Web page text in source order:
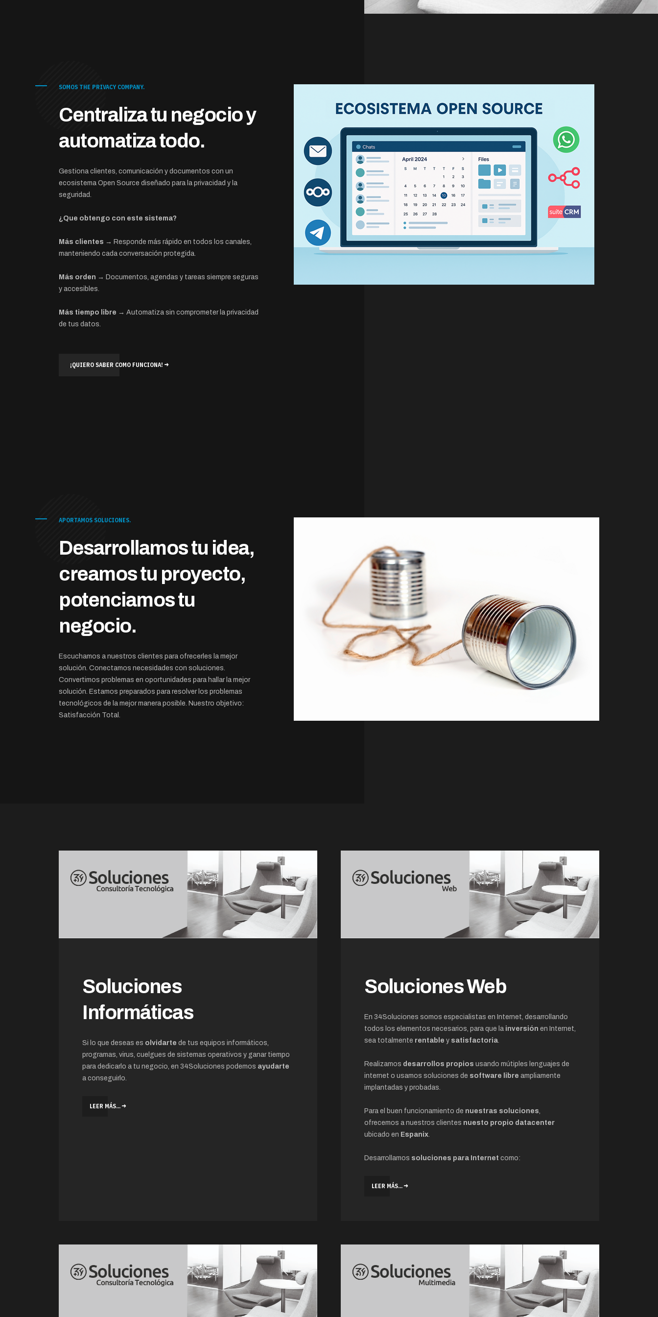
SOMOS THE PRIVACY COMPANY.
Centraliza tu negocio y
automatiza todo.
Gestiona clientes, comunicación y documentos con un
ecosistema Open Source diseñado para la privacidad y la
seguridad.
¿Que obtengo con este sistema?
Más clientes → Responde más rápido en todos los canales,
manteniendo cada conversación protegida.
Más orden → Documentos, agendas y tareas siempre seguras
y accesibles.
Más tiempo libre → Automatiza sin comprometer la privacidad
de tus datos.
¡QUIERO SABER COMO FUNCIONA!
APORTAMOS SOLUCIONES.
Desarrollamos tu idea,
creamos tu proyecto,
potenciamos tu
negocio.
Escuchamos a nuestros clientes para ofrecerles la mejor
solución. Conectamos necesidades con soluciones.
Convertimos problemas en oportunidades para hallar la mejor
solución. Estamos preparados para resolver los problemas
tecnológicos de la mejor manera posible. Nuestro objetivo:
Satisfacción Total.
Soluciones
Informáticas
Si lo que deseas es olvidarte de tus equipos informáticos,
programas, virus, cuelgues de sistemas operativos y ganar tiempo
para dedicarlo a tu negocio, en 34Soluciones podemos ayudarte
a conseguirlo.
LEER MÁS...
Soluciones Web
En 34Soluciones somos especialistas en Internet, desarrollando
todos los elementos necesarios, para que la inversión en Internet,
sea totalmente rentable y satisfactoria.
Realizamos desarrollos propios usando mútiples lenguajes de
internet o usamos soluciones de software libre ampliamente
implantadas y probadas.
Para el buen funcionamiento de nuestras soluciones,
ofrecemos a nuestros clientes nuesto propio datacenter
ubicado en Espanix.
Desarrollamos soluciones para Internet como:
LEER MÁS...